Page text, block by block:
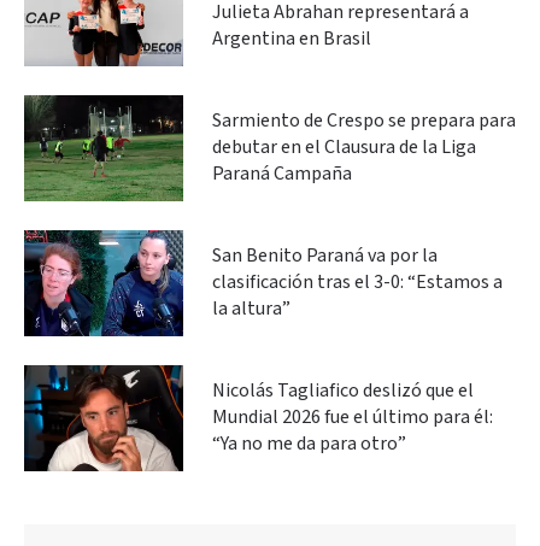
Julieta Abrahan representará a
Argentina en Brasil
Sarmiento de Crespo se prepara para
debutar en el Clausura de la Liga
Paraná Campaña
San Benito Paraná va por la
clasificación tras el 3-0: “Estamos a
la altura”
Nicolás Tagliafico deslizó que el
Mundial 2026 fue el último para él:
“Ya no me da para otro”